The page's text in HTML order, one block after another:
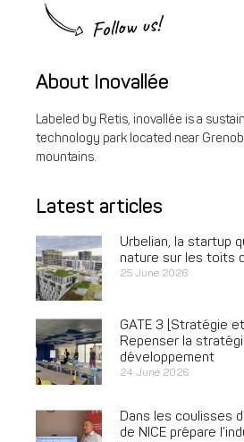
Follow us!
About Inovallée
Labeled by Retis, inovallée is a
technology park located near
mountains.
Latest articles
Urbelian, la startup
nature sur les toits
25 June 2026
GATE 3 [Stratégie
Repenser la
développement
24 June 2026
Dans les coulisses
de NICE prépare